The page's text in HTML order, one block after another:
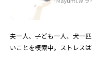
夫一人、子ども一人、犬一
いことを模索中。ストレス